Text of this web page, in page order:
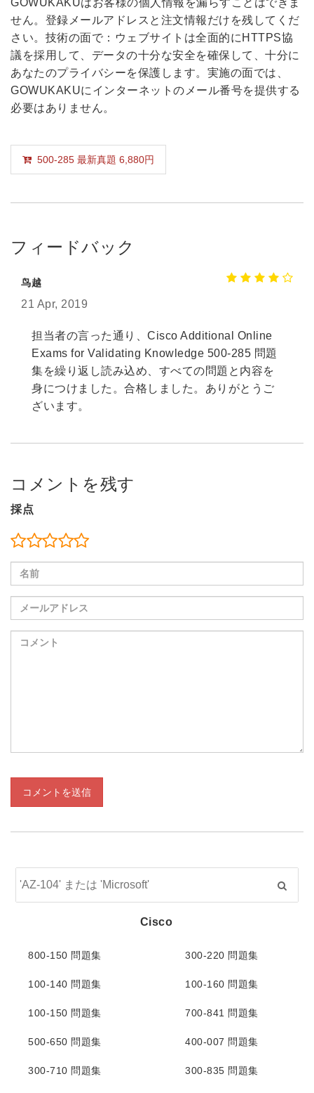
GOWUKAKUはお客様の個人情報を漏らすことはできま
せん。登録メールアドレスと注文情報だけを残してくだ
さい。技術の面で：ウェブサイトは全面的にHTTPS協
議を採用して、データの十分な安全を確保して、十分に
あなたのプライバシーを保護します。実施の面では、
GOWUKAKUにインターネットのメール番号を提供する
必要はありません。
500-285 最新真題 6,880円
フィードバック
鸟越
21 Apr, 2019
担当者の言った通り、Cisco Additional Online
Exams for Validating Knowledge 500-285 問題
集を繰り返し読み込め、すべての問題と内容を
身につけました。合格しました。ありがとうご
ざいます。
コメントを残す
採点
コメントを送信
Cisco
800-150 問題集 300-220 問題集
100-140 問題集 100-160 問題集
100-150 問題集 700-841 問題集
500-650 問題集 400-007 問題集
300-710 問題集 300-835 問題集